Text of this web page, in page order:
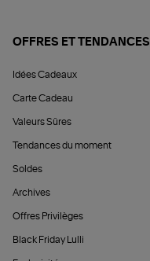
OFFRES ET TENDANCES
Idées Cadeaux
Carte Cadeau
Valeurs Sûres
Tendances du moment
Soldes
Archives
Offres Privilèges
Black Friday Lulli